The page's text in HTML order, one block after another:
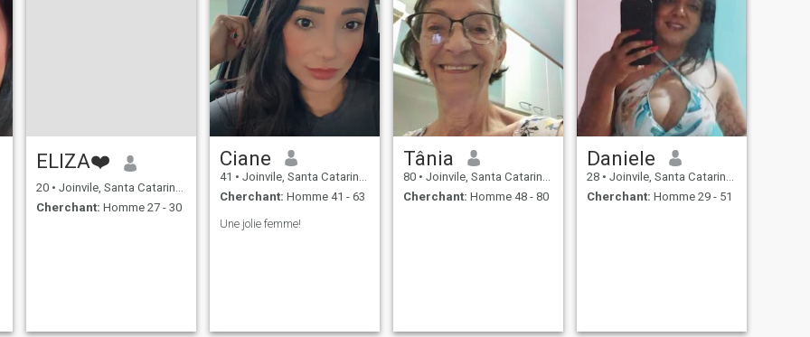
ELIZA❤️
20 • Joinvile, Santa Catarina, Brésil
Cherchant: Homme 27 - 30
Ciane
41 • Joinvile, Santa Catarina, Brésil
Cherchant: Homme 41 - 63
Une jolie femme!
Tânia
80 • Joinvile, Santa Catarina, Brésil
Cherchant: Homme 48 - 80
Daniele
28 • Joinvile, Santa Catarina, Brésil
Cherchant: Homme 29 - 51